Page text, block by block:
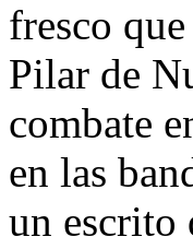
fresco
Pilar de
combate
en las
un escrito